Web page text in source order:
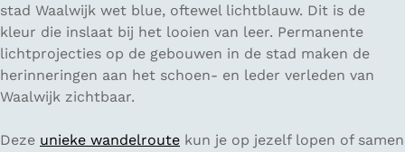
stad Waalwijk wet blue, oftewel lichtblauw. Dit is de
kleur die inslaat bij het looien van leer. Permanente
lichtprojecties op de gebouwen in de stad maken de
herinneringen aan het schoen- en leder verleden van
Waalwijk zichtbaar.
Deze unieke wandelroute kun je op jezelf lopen of samen